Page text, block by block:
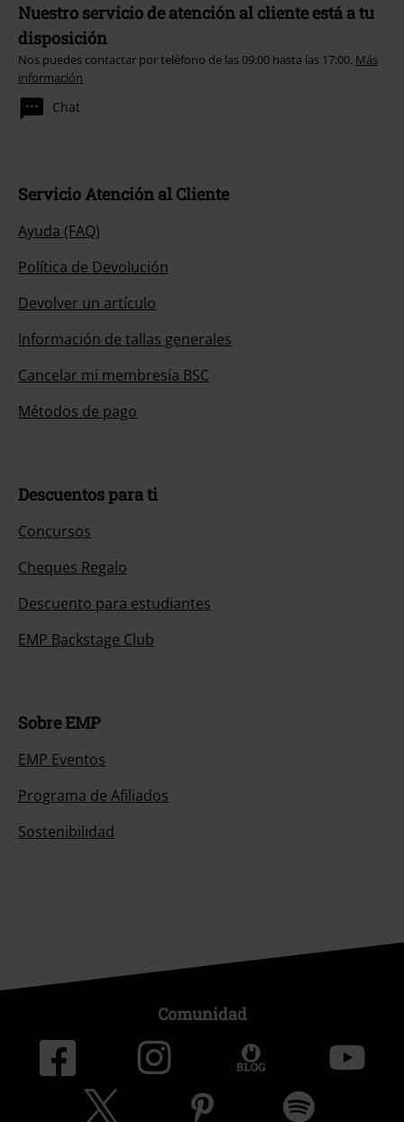
Nuestro servicio de atención al cliente está a tu
disposición
Nos puedes contactar por teléfono de las 09:00 hasta las 17:00. Más
información
Chat
Servicio Atención al Cliente
Ayuda (FAQ)
Política de Devolución
Devolver un artículo
Información de tallas generales
Cancelar mi membresía BSC
Métodos de pago
Descuentos para ti
Concursos
Cheques Regalo
Descuento para estudiantes
EMP Backstage Club
Sobre EMP
EMP Eventos
Programa de Afiliados
Sostenibilidad
Comunidad